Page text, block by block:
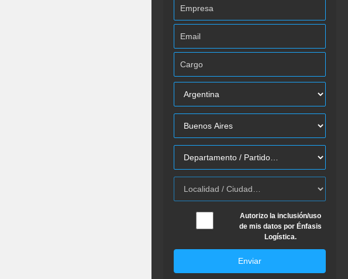
Autorizo la inclusión/uso
de mis datos por Énfasis
Logística.
Enviar